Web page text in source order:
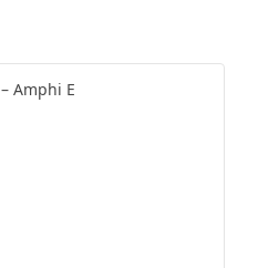
Amphi E